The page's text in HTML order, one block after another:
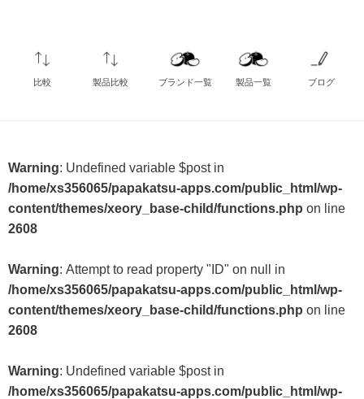
比較 製品比較 ブランド一覧 製品一覧 ブログ
Warning: Undefined variable $post in
/home/xs356065/papakatsu-apps.com/public_html/wp-
content/themes/xeory_base-child/functions.php on line
2608
Warning: Attempt to read property "ID" on null in
/home/xs356065/papakatsu-apps.com/public_html/wp-
content/themes/xeory_base-child/functions.php on line
2608
Warning: Undefined variable $post in
/home/xs356065/papakatsu-apps.com/public_html/wp-